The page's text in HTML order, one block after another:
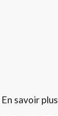
En savoir plus